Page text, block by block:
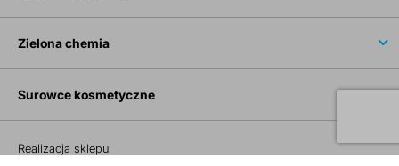
Zielona chemia
Surowce kosmetyczne
Realizacja sklepu